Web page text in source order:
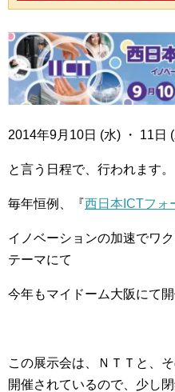
2014年9月10日 (水) ・ 11日
と言う日程で、行われます。
毎年恒例、『西日本ICTフォ
イノベーションの加速でワ
テーマにて
今年もマイドーム大阪にて開
この展示会は、ＮＴＴと、
開催されているので、少し